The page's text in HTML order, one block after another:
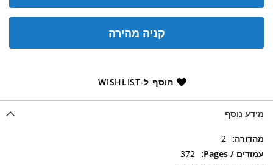
קניה מהירה
הוסף ל-WISHLIST
מידע נוסף
מידע
נוסף
2
372